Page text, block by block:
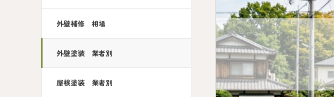
外壁補修 相場
外壁塗装 業者別
屋根塗装 業者別